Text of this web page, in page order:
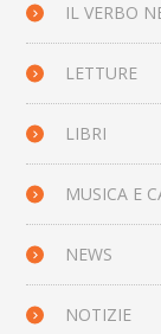
IL VERBO
LETTURE
LIBRI
MUSICA E
NEWS
NOTIZIE